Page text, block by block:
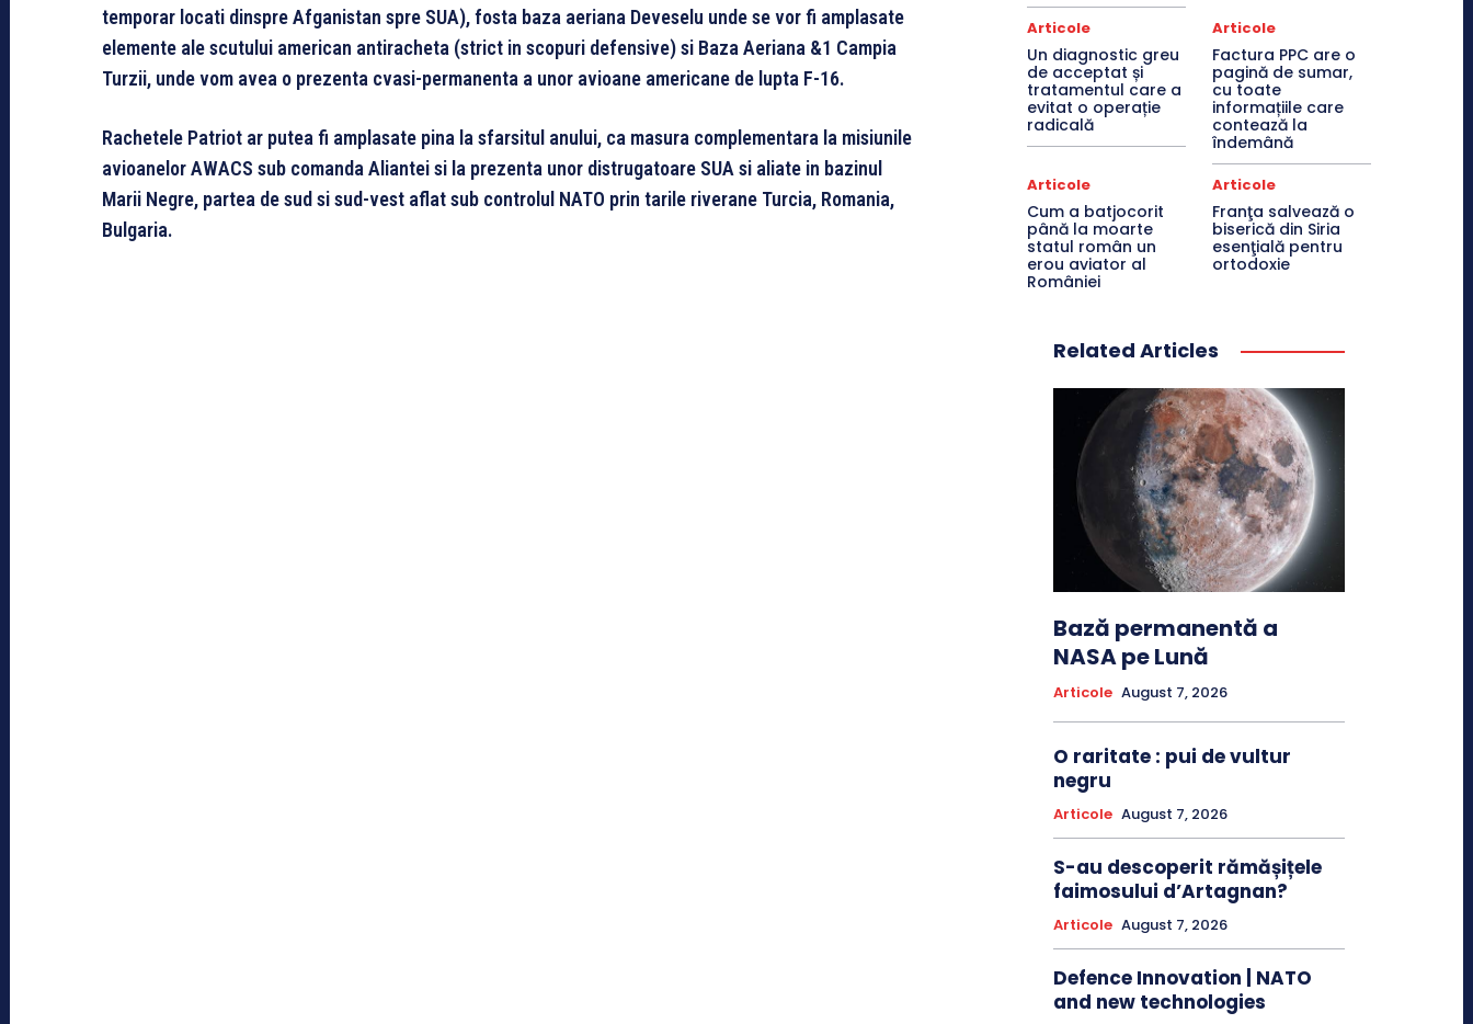
temporar locati dinspre Afganistan spre SUA), fosta baza aeriana Deveselu unde se vor fi amplasate
elemente ale scutului american antiracheta (strict in scopuri defensive) si Baza Aeriana &1 Campia
Turzii, unde vom avea o prezenta cvasi-permanenta a unor avioane americane de lupta F-16.
Rachetele Patriot ar putea fi amplasate pina la sfarsitul anului, ca masura complementara la misiunile
avioanelor AWACS sub comanda Aliantei si la prezenta unor distrugatoare SUA si aliate in bazinul
Marii Negre, partea de sud si sud-vest aflat sub controlul NATO prin tarile riverane Turcia, Romania,
Bulgaria.
Articole
Un diagnostic greu
de acceptat și
tratamentul care a
evitat o operație
radicală
Articole
Factura PPC are o
pagină de sumar,
cu toate
informațiile care
contează la
îndemână
Articole
Cum a batjocorit
până la moarte
statul român un
erou aviator al
României
Articole
Franţa salvează o
biserică din Siria
esenţială pentru
ortodoxie
Related Articles
Bază permanentă a
NASA pe Lună
Articole August 7, 2026
O raritate : pui de vultur
negru
Articole August 7, 2026
S-au descoperit rămășițele
faimosului d’Artagnan?
Articole August 7, 2026
Defence Innovation | NATO
and new technologies